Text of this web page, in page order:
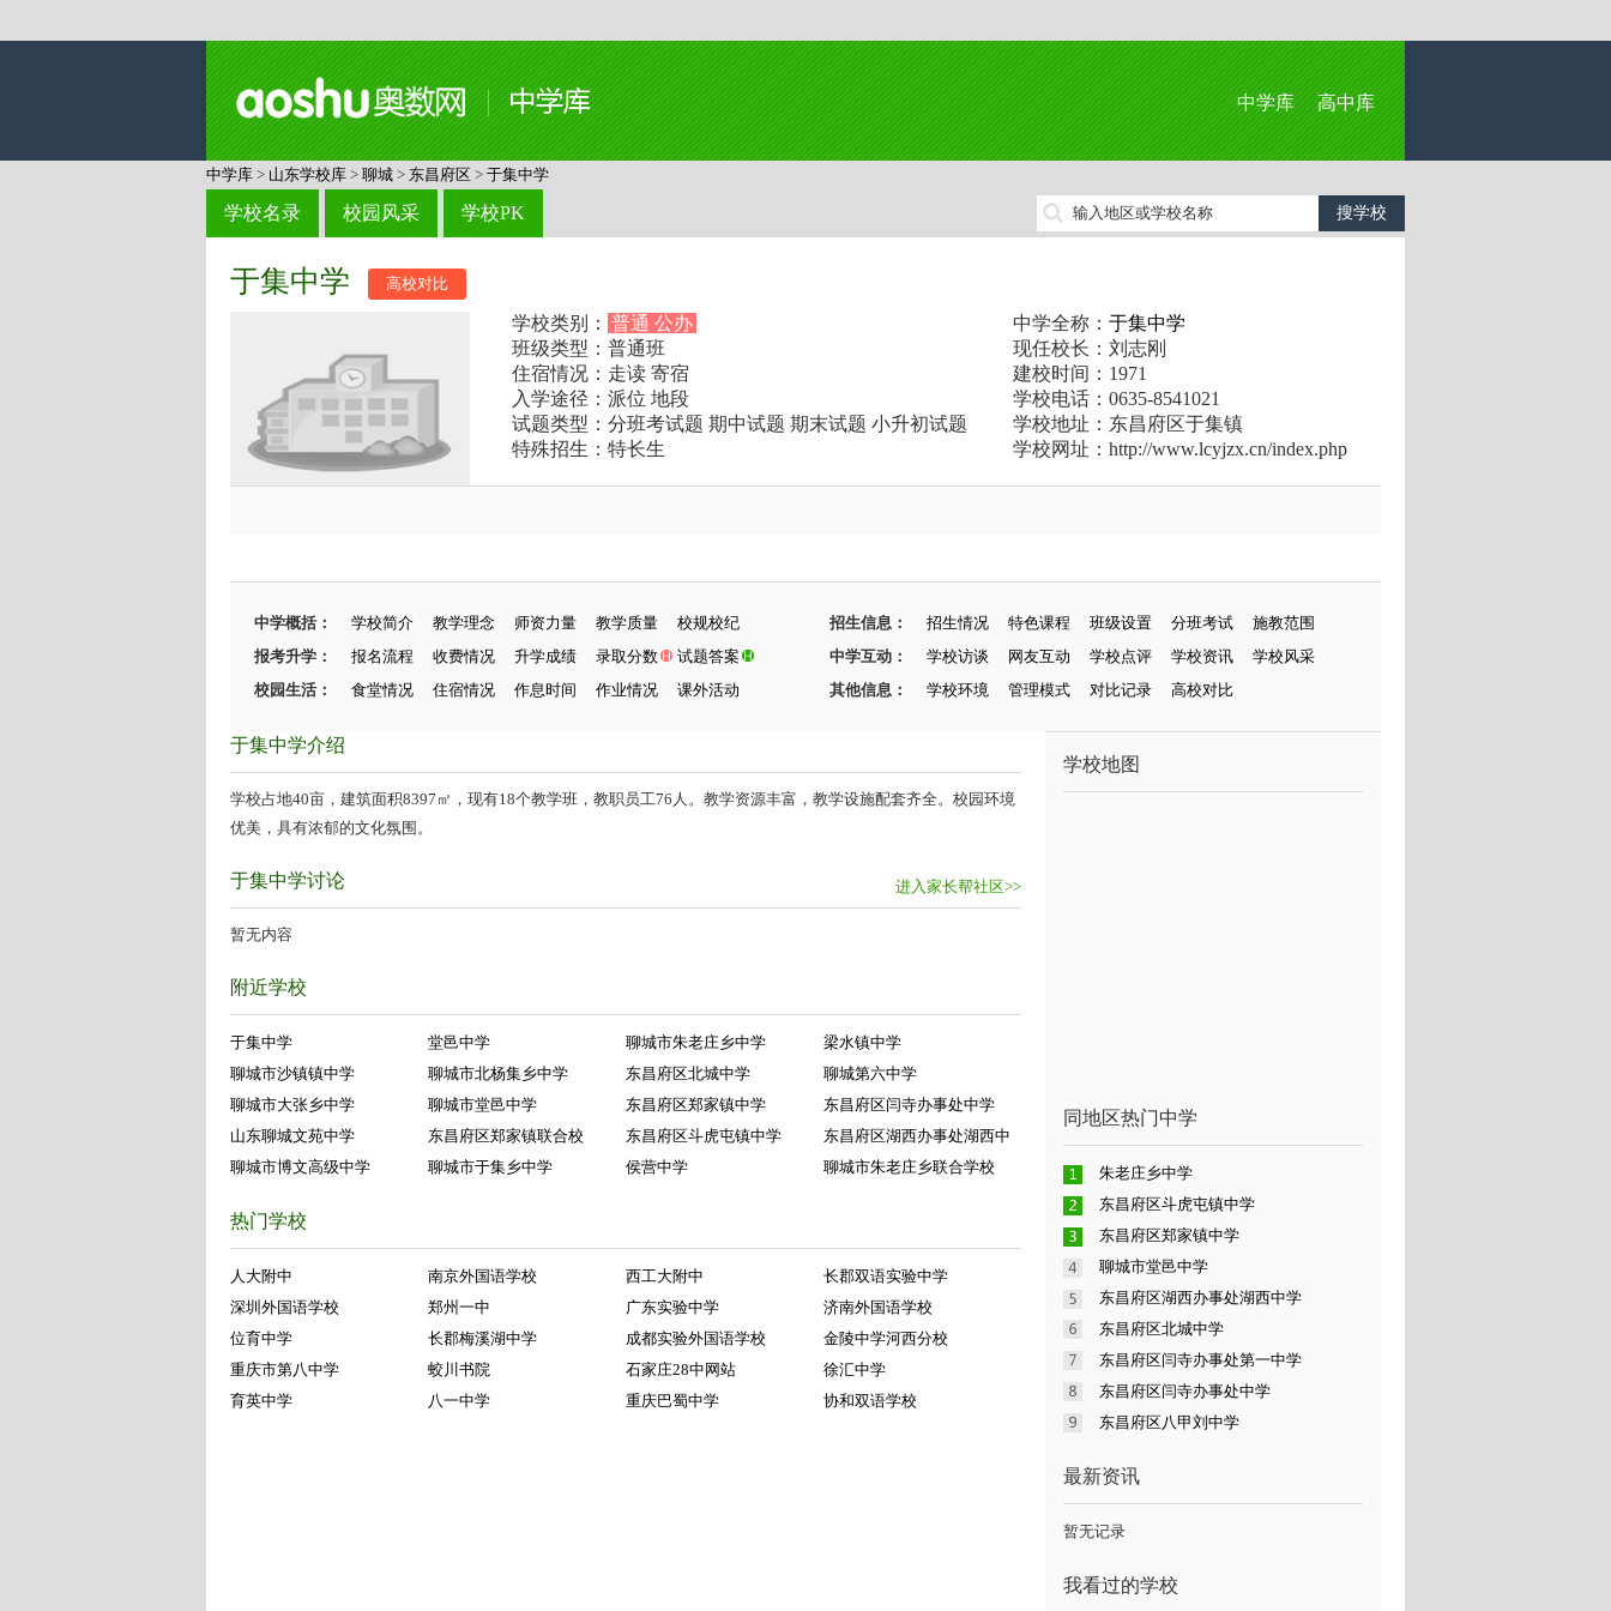
中学库 高中库
中学库 > 山东学校库 > 聊城 > 东昌府区 > 于集中学
学校名录 校园风采 学校PK
于集中学 高校对比
学校类别： 普通 公办 中学全称： 于集中学
班级类型：普通班
现任校长：刘志刚
住宿情况：走读 寄宿
建校时间：1971
入学途径：派位 地段
学校电话：0635-8541021
试题类型：分班考试题 期中试题 期末试题 小升初试题
学校地址：东昌府区于集镇
特殊招生：特长生
学校网址：http://www.lcyjzx.cn/index.php
中学概括： 学校简介 教学理念 师资力量 教学质量 校规校纪 招生信息： 招生情况 特色课程 班级设置 分班考试
施教范围
报考升学：
报名流程 收费情况 升学成绩 录取分数 试题答案 中学互动： 学校访谈 网友互动 学校点评 学校资讯
学校风采
校园生活：
食堂情况 住宿情况 作息时间 作业情况 课外活动 其他信息： 学校环境 管理模式 对比记录 高校对比
于集中学介绍
学校占地40亩，建筑面积8397㎡，现有18个教学班，教职员工76人。教学资源丰富，教学设施配套齐全。校园环境
优美，具有浓郁的文化氛围。
进入家长帮社区>>
于集中学讨论
暂无内容
附近学校
于集中学 堂邑中学 聊城市朱老庄乡中学
梁水镇中学
聊城市沙镇镇中学
聊城市北杨集乡中学 东昌府区北城中学
聊城第六中学
聊城市大张乡中学
聊城市堂邑中学 东昌府区郑家镇中学
东昌府区闫寺办事处中学
山东聊城文苑中学
东昌府区郑家镇联合校 东昌府区斗虎屯镇中学
东昌府区湖西办事处湖西中
聊城市博文高级中学
聊城市于集乡中学 侯营中学 聊城市朱老庄乡联合学校
热门学校
人大附中 南京外国语学校 西工大附中
长郡双语实验中学
深圳外国语学校
郑州一中 广东实验中学
济南外国语学校
位育中学
长郡梅溪湖中学 成都实验外国语学校
金陵中学河西分校
重庆市第八中学
蛟川书院 石家庄28中网站
徐汇中学
育英中学
八一中学 重庆巴蜀中学 协和双语学校
学校地图
同地区热门中学
朱老庄乡中学
东昌府区斗虎屯镇中学
东昌府区郑家镇中学
聊城市堂邑中学
东昌府区湖西办事处湖西中学
东昌府区北城中学
东昌府区闫寺办事处第一中学
东昌府区闫寺办事处中学
东昌府区八甲刘中学
最新资讯
暂无记录
我看过的学校